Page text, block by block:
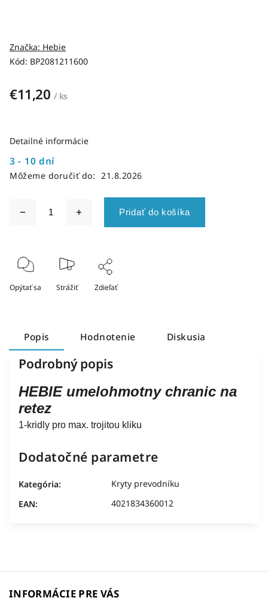
Kód: BP2081211600
Značka: Hebie
€11,20 / ks
3 - 10 dní
Môžeme doručiť do: 21.8.2026
Pridať do košíka
Detailné informácie
Opýtať sa Strážiť Zdieľať
Popis Hodnotenie Diskusia
Podrobný popis
HEBIE umelohmotny chranic na
retez
1-kridly pro max. trojitou kliku
Dodatočné parametre
Kategória:
Kryty prevodníku
EAN: 4021834360012
INFORMÁCIE PRE VÁS